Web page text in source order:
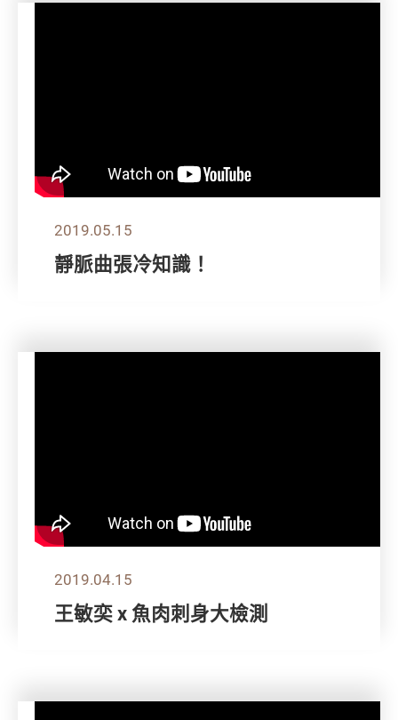
2019.05.15
靜脈曲張冷知識！
2019.04.15
王敏奕 x 魚肉刺身大檢測